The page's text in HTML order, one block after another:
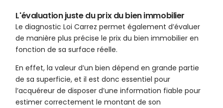
L'évaluation juste du prix du bien immobilier
Le diagnostic Loi Carrez permet également d’évaluer
de manière plus précise le prix du bien immobilier en
fonction de sa surface réelle.
En effet, la valeur d’un bien dépend en grande partie
de sa superficie, et il est donc essentiel pour
l’acquéreur de disposer d’une information fiable pour
estimer correctement le montant de son